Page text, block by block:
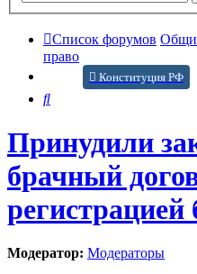
Список форумов
право
Конституция РФ
Поиск
Принудили
брачный
регистрацией
Модератор: Модераторы